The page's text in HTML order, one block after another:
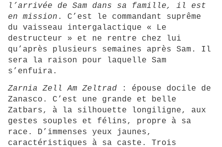
l’arrivée de Sam dans sa famille, il est
en mission . C’est le commandant suprême
du vaisseau intergalactique « Le
destructeur » et ne rentre chez lui
qu’après plusieurs semaines après Sam. Il
sera la raison pour laquelle Sam
s’enfuira.
Zarnia Zell Am Zeltrad
: épouse docile de
Zanasco. C’est une grande et belle
Zatbars, à la silhouette longiligne, aux
gestes souples et félins, propre à sa
race. D’immenses yeux jaunes,
caractéristiques à sa caste. Trois